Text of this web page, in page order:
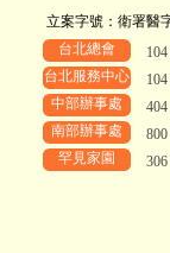
立案字號：衛署醫
台北總會
台北服務中心
中部辦事處
南部辦事處
罕見家園